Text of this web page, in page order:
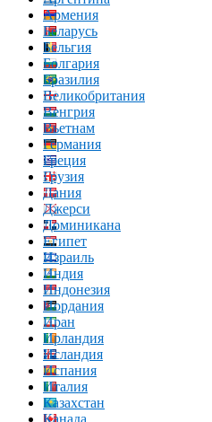
Армения
Беларусь
Бельгия
Болгария
Бразилия
Великобритания
Венгрия
Вьетнам
Германия
Греция
Грузия
Дания
Джерси
Доминикана
Египет
Израиль
Индия
Индонезия
Иордания
Иран
Ирландия
Исландия
Испания
Италия
Казахстан